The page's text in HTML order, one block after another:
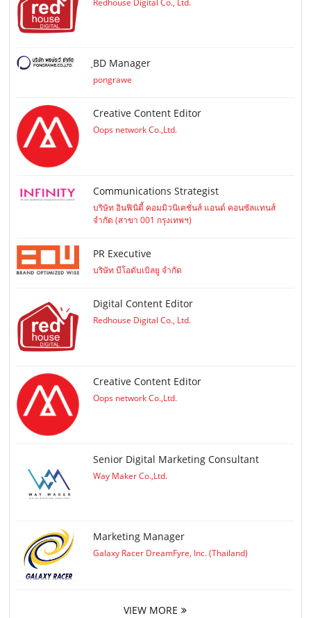
ฺBD Manager
pongrawe
Creative Content Editor
Oops network Co.,Ltd.
Communications Strategist
บริษัท อินฟินิตี้ คอมมิวนิเคชั่นส์ แอนด์ คอนซัลแทนส์
จำกัด (สาขา 001 กรุงเทพฯ)
PR Executive
บริษัท บีโอดับเบิลยู จำกัด
Digital Content Editor
Redhouse Digital Co., Ltd.
Creative Content Editor
Oops network Co.,Ltd.
Senior Digital Marketing Consultant
Way Maker Co.,Ltd.
Marketing Manager
Galaxy Racer DreamFyre, Inc. (Thailand)
VIEW MORE